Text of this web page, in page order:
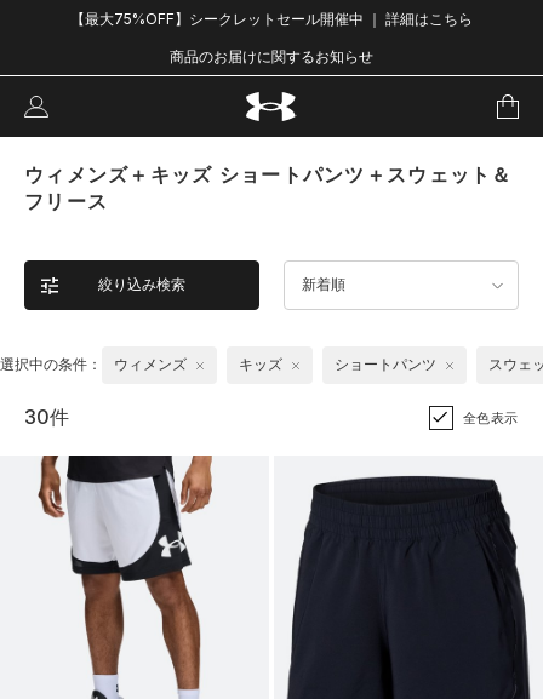
【最大75%OFF】シークレットセール開催中 ｜ 詳細はこちら
商品のお届けに関するお知らせ
ウィメンズ＋キッズ ショートパンツ＋スウェット＆
フリース
絞り込み検索 新着順
選択中の条件： ウィメンズ キッズ ショートパンツ スウェ
30件 全色表示